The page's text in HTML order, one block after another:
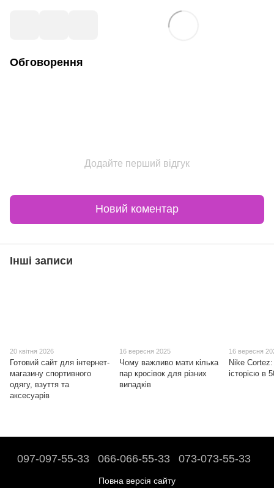
Обговорення
Додайте перший відгук
Новий коментар
Інші записи
20 квітня 2026
Готовий сайт для інтернет-
магазину спортивного
одягу, взуття та
аксесуарів
16 вересня 2025
Чому важливо мати кілька
пар кросівок для різних
випадків
16 вересня
Nike Cortez:
історією в
097-097-55-33 066-066-55-33 073-073-55-33
Повна версія сайту